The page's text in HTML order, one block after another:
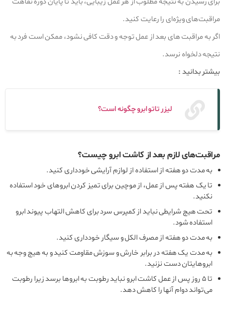
مراقبت‌های ویژه‌ای را رعایت کنید.
اگر به مراقبت های بعد از عمل توجه و دقت کافی نشود، ممکن است فرد به
نتیجه دلخواه نرسد.
بیشتر بدانید :
لیزر تاتو ابرو چگونه است؟
مراقبت‌های لازم بعد از کاشت ابرو چیست؟
به مدت دو هفته از استفاده از لوازم آرایشی خودداری کنید.
تا یک هفته پس از عمل، از موچین برای تمیز کردن ابروهای خود استفاده
نکنید.
تحت هیچ شرایطی نباید از کمپرس سرد برای کاهش التهاب پیوند ابرو
استفاده شود.
به مدت دو هفته از مصرف الکل و سیگار خودداری کنید.
به مدت یک هفته در برابر خارش و سوزش مقاومت کنید و به هیچ وجه به
ابروهایتان دست نزنید.
تا ۵ روز پس از عمل کاشت ابرو نباید رطوبت به ابروها برسد زیرا رطوبت
می‌تواند دوام آنها را کاهش دهد.